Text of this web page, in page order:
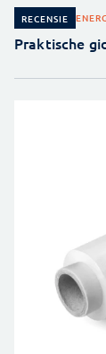
RECENSIE
Praktische